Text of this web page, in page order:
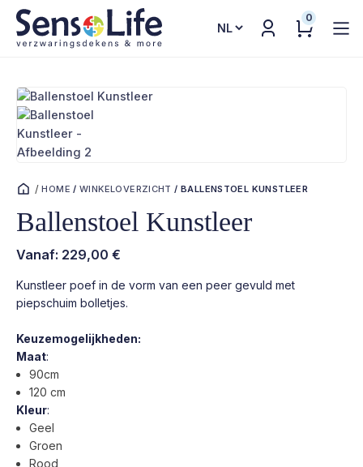
Kies
0
/ HOME /WINKELOVERZICHT /BALLENSTOEL KUNSTLEER
Ballenstoel Kunstleer
Vanaf: 229,00 €
Kunstleer poef in de vorm van een peer gevuld met
piepschuim bolletjes.
Keuzemogelijkheden:
Maat:
90cm
120 cm
Kleur:
Geel
Groen
Rood